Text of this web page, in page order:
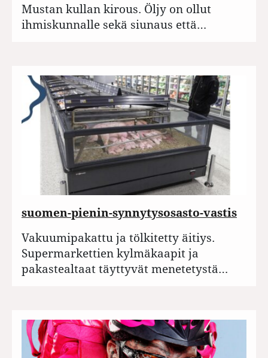
Mustan kullan kirous. Öljy on ollut
ihmiskunnalle sekä siunaus että…
suomen-pienin-synnytysosasto-vastis
Vakuumipakattu ja tölkitetty äitiys.
Supermarkettien kylmäkaapit ja
pakastealtaat täyttyvät menetetystä…